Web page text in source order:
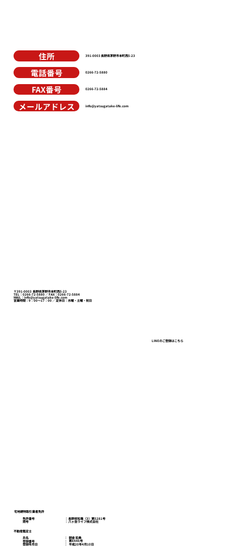
住所 391-0003 長野県茅野市本町西5-23
電話番号 0266-72-5880
FAX番号 0266-72-5884
メールアドレス info@yatsugatake-life.com
宅地建物取引業者免許
免許番号
​： 長野県知事（3）第5281号
商号 ​： 八ヶ岳ライフ株式会社
不動産鑑定士
氏名
朝倉 宏典
：
登録番号 第8446号
：
登録年月日 平成20年4月10日
：
〒391-0003 長野県茅野市本町西5-23
TEL：0266-72-5880 ／ FAX：0266-72-5884
MAIL： info@yatsugatake-life.com
営業時間：9：00～17：00 ／ 定休日：水曜・土曜・祝日
LINEのご登録はこちら